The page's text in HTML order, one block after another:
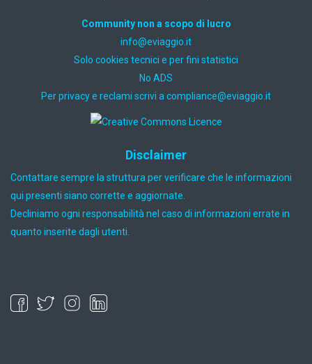
Community non a scopo di lucro
ti.oiggaive@ofni
Solo cookies tecnici e per fini statistici
No ADS
Per privacy e reclami scrivi a ti.oiggaive@ecnailpmoc
Disclaimer
Contattare sempre la struttura per verificare che le informazioni
qui presenti siano corrette e aggiornate.
Decliniamo ogni responsabilità nel caso di informazioni errate in
quanto inserite dagli utenti.